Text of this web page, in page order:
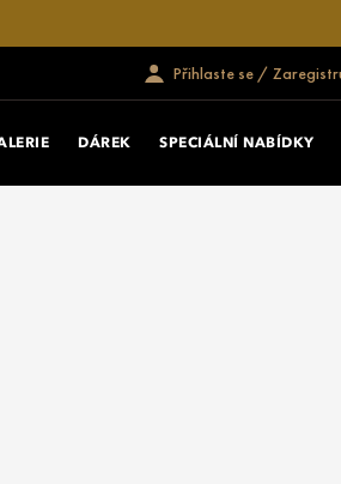
Přihlaste se /
DÁREK SPECIÁLNÍ NABÍDKY